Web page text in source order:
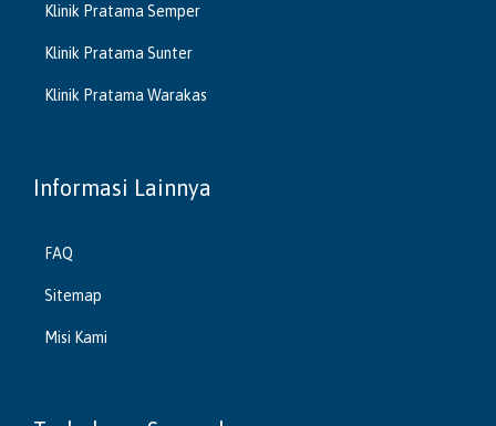
Klinik Pratama Semper
Klinik Pratama Sunter
Klinik Pratama Warakas
Informasi Lainnya
FAQ
Sitemap
Misi Kami